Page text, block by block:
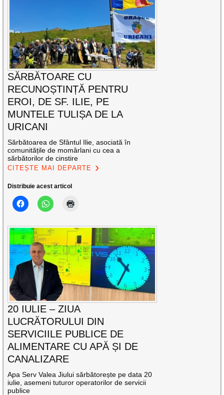
SĂRBĂTOARE CU
RECUNOȘTINȚĂ PENTRU
EROI, DE SF. ILIE, PE
MUNTELE TULIȘA DE LA
URICANI
Sărbătoarea de Sfântul Ilie, asociată în
comunitățile de momârlani cu cea a
sărbătorilor de cinstire
CITEȘTE MAI DEPARTE
Distribuie acest articol
20 IULIE – ZIUA
LUCRĂTORULUI DIN
SERVICIILE PUBLICE DE
ALIMENTARE CU APĂ ȘI DE
CANALIZARE
Apa Serv Valea Jiului sărbătorește pe data 20
iulie, asemeni tuturor operatorilor de servicii
publice